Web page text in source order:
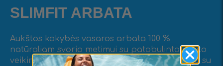
SLIMFIT ARBATA
Aukštos kokybės vasaros arbata 100 %
natūraliam svorio metimui su patobulinta greito
veikimo formule, riboto leidimo tropine versija su